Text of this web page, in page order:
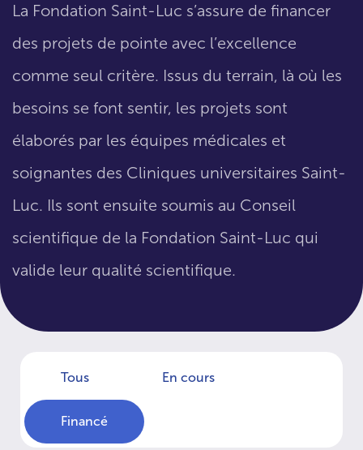
La Fondation Saint-Luc s’assure de financer
des projets de pointe avec l’excellence
comme seul critère. Issus du terrain, là où les
besoins se font sentir, les projets sont
élaborés par les équipes médicales et
soignantes des Cliniques universitaires Saint-
Luc. Ils sont ensuite soumis au Conseil
scientifique de la Fondation Saint-Luc qui
valide leur qualité scientifique.
Tous En cours
Financé